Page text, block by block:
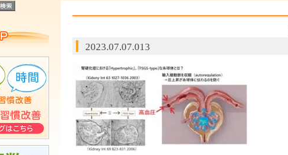
プライマリ・ケア
老年医療
予防医療
2023.07.07.013